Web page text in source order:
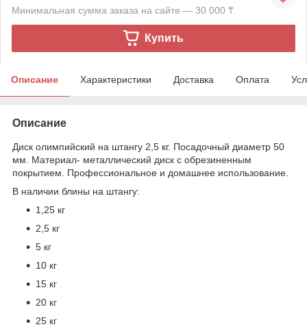
Минимальная сумма заказа на сайте — 30 000 ₸
Купить
Описание Характеристики Доставка Оплата
Описание
Диск олимпийский на штангу 2,5 кг. Посадочный диаметр 50
мм. Материал- металлический диск с обрезиненным
покрытием. Профессиональное и домашнее использование.
В наличии блины на штангу:
1,25 кг
2,5 кг
5 кг
10 кг
15 кг
20 кг
25 кг